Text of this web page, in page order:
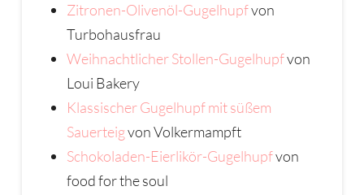
Zitronen-Olivenöl-Gugelhupfvon
Turbohausfrau
Weihnachtlicher Stollen-Gugelhupfvon
Loui Bakery
Klassischer Gugelhupf mit süßem
Sauerteigvon Volkermampft
Schokoladen-Eierlikör-Gugelhupfvon
food for the soul